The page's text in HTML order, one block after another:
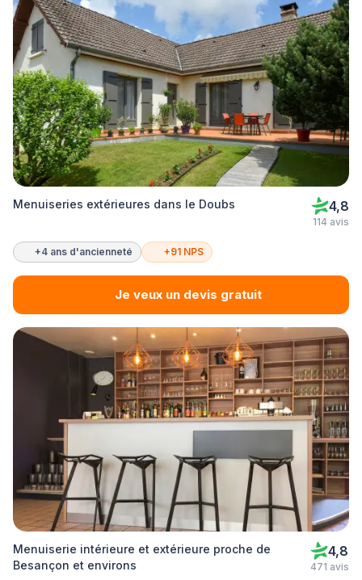
Menuiseries extérieures dans le Doubs 4,8
114 avis
+4 ans d'ancienneté +91 NPS
Je veux un devis gratuit
Menuiserie intérieure et extérieure proche de
Besançon et environs
4,8
471 avis